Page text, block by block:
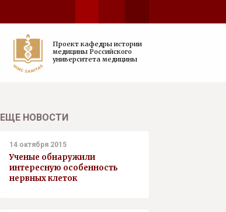
Проект кафедры истории
медицины Российского
университета медицины
ЕЩЕ НОВОСТИ
14 октября 2015
Ученые обнаружили
интересную особенность
нервных клеток